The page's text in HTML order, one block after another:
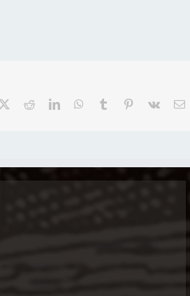
RedditLinkedInWhatsApp
Tumblr Pinterest
Vk
E-